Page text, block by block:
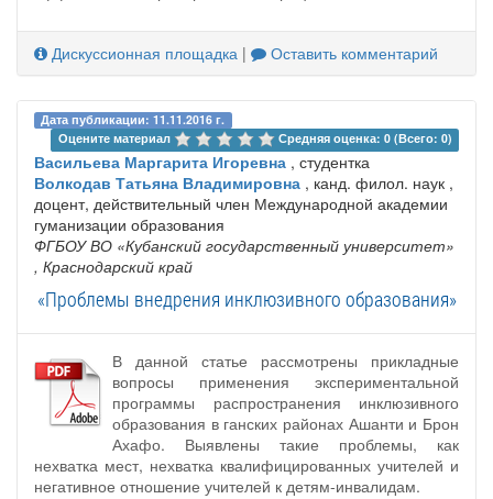
Дискуссионная площадка | Оставить комментарий
Дата публикации: 11.11.2016 г.
Оцените материал
Средняя оценка: 0 (Всего: 0)
Васильева Маргарита Игоревна , студентка
Волкодав Татьяна Владимировна , канд. филол. наук ,
доцент, действительный член Международной академии
гуманизации образования
ФГБОУ ВО «Кубанский государственный университет»
, Краснодарский край
«Проблемы внедрения инклюзивного образования»
В данной статье рассмотрены прикладные
вопросы применения экспериментальной
программы распространения инклюзивного
образования в ганских районах Ашанти и Брон
Ахафо. Выявлены такие проблемы, как
нехватка мест, нехватка квалифицированных учителей и
негативное отношение учителей к детям-инвалидам.